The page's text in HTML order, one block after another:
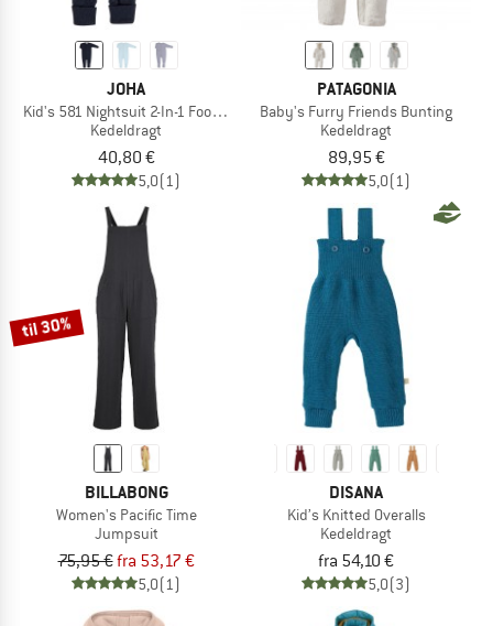
JOHA
Kid's 581 Nightsuit 2-In-1 Foot Basic
Kedeldragt
40,80 €
5,0(1)
PATAGONIA
Baby's Furry Friends Bunting
Kedeldragt
89,95 €
5,0(1)
til 30%
BILLABONG
Women's Pacific Time
Jumpsuit
75,95 €fra 53,17 €
5,0(1)
DISANA
Kid’s Knitted Overalls
Kedeldragt
fra 54,10 €
5,0(3)